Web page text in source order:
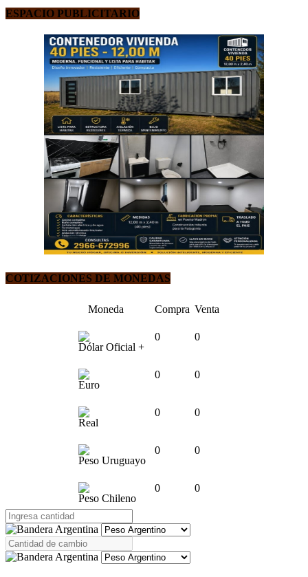
ESPACIO PUBLICITARIO
COTIZACIONES DE MONEDAS
Moneda Compra Venta
Dólar Oficial +
0 0
Euro
0 0
Real
0 0
Peso Uruguayo
0 0
Peso Chileno
0 0